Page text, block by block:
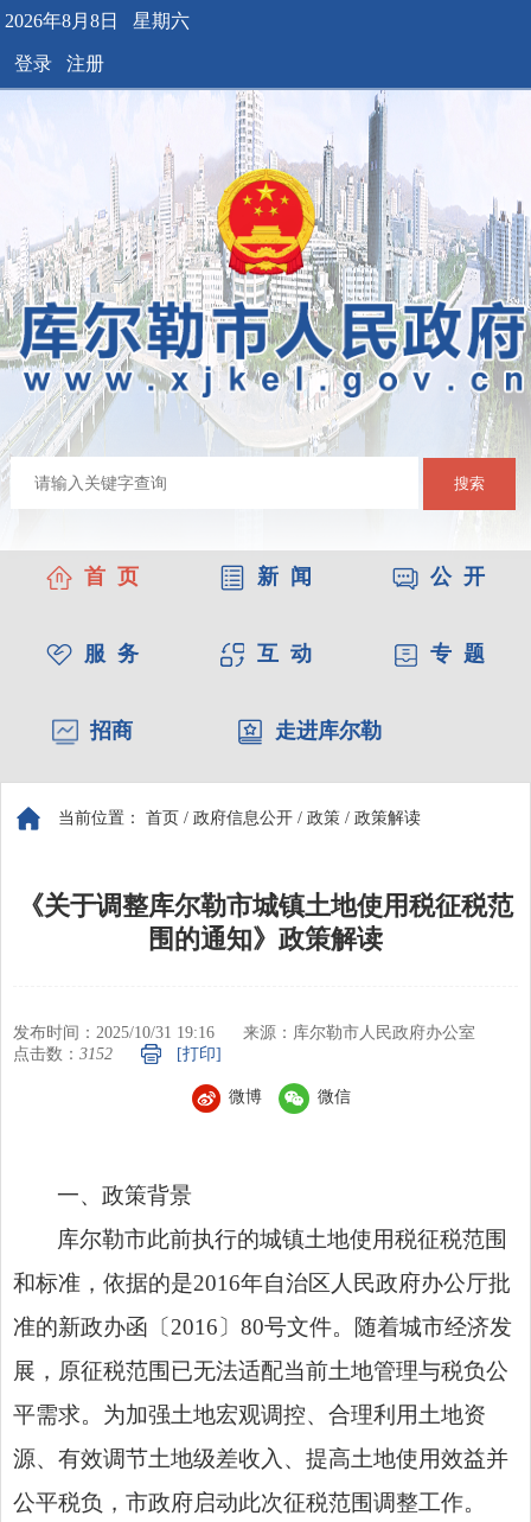
2026年8月8日 星期六
登录 注册
搜索
首 页 新 闻 公 开
服 务 互 动 专 题
招商 走进库尔勒
当前位置： 首页 / 政府信息公开 / 政策 / 政策解读
《关于调整库尔勒市城镇土地使用税征税范
围的通知》政策解读
发布时间：2025/10/31 19:16
来源：库尔勒市人民政府办公室
点击数： 3152 [打印]
微博 微信
一、政策背景
库尔勒市此前执行的城镇土地使用税征税范围
和标准，依据的是2016年自治区人民政府办公厅批
准的新政办函〔2016〕80号文件。随着城市经济发
展，原征税范围已无法适配当前土地管理与税负公
平需求。为加强土地宏观调控、合理利用土地资
源、有效调节土地级差收入、提高土地使用效益并
公平税负，市政府启动此次征税范围调整工作。